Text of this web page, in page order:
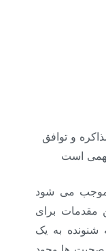
و توافق
مهمی است
موجب می شود
مقدمات برای
شنونده به یک